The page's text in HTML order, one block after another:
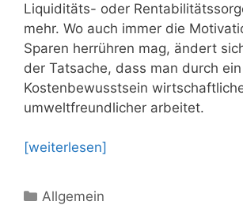
Liquiditäts- oder
mehr. Wo auch immer die
Sparen herrühren mag, ändert
der Tatsache, dass man durch
Kostenbewusstsein
umweltfreundlicher arbeitet.
[weiterlesen]
Kategorien
Allgemein